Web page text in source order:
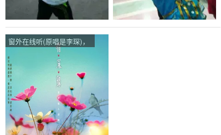
窗外在线听(原唱是李琛)，
期待演唱点播:44次